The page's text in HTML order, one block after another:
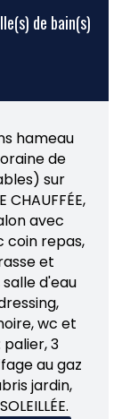
de bain(s)
hameau
de
sur
avec
coin repas,
et
d'eau
wc et
palier, 3
au gaz
jardin,